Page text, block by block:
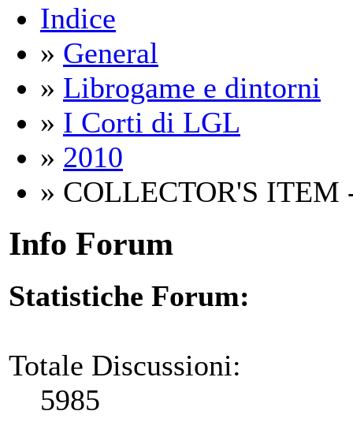
Indice
» General
» Librogame e dintorni
» I Corti di LGL
» 2010
» COLLECTOR'S ITEM
Info Forum
Statistiche Forum:
Totale Discussioni:
5985